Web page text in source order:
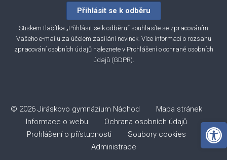
Stiskem tlačítka „Přihlásit se k odběru“ souhlasíte se zpracováním
Vašeho e-mailu za účelem zasílání novinek. Více informací o rozsahu
zpracování osobních údajů naleznete v Prohlášení o ochraně osobních
údajů (GDPR).
© 2026 Jiráskovo gymnázium Náchod Mapa stránek
Informace o webu
Ochrana osobních údajů
Prohlášení o přístupnosti
Soubory cookies
Administrace